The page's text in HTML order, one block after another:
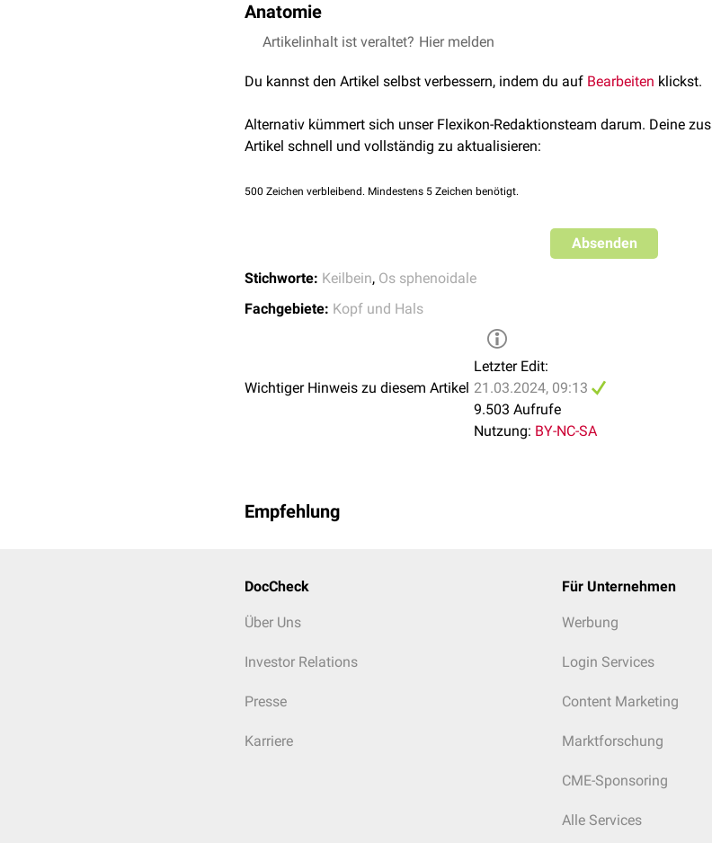
Anatomie
Das Tuberculum sellae grenzt vorne an den quer laufenden
derProcessus clinoideus medius.
Artikelinhalt ist veraltet? Hier melden
Du kannst den Artikel selbst verbessern, indem du auf Bearbeiten klickst.
Alternativ kümmert sich unser Flexikon-Redaktionsteam darum. Deine
Artikel schnell und vollständig zu aktualisieren:
500 Zeichen verbleibend. Mindestens 5 Zeichen benötigt.
Absenden
Stichworte: Keilbein, Os sphenoidale
Fachgebiete: Kopf und Hals
Wichtiger Hinweis zu diesem Artikel
Letzter Edit:
21.03.2024, 09:13
9.503 Aufrufe
Nutzung: BY-NC-SA
Empfehlung
DocCheck
Über Uns
Investor Relations
Presse
Karriere
Für Unternehmen
Werbung
Login Services
Content Marketing
Marktforschung
CME-Sponsoring
Alle Services